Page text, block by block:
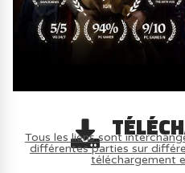
Tous les liens sont
différentes parties sur
téléchargement